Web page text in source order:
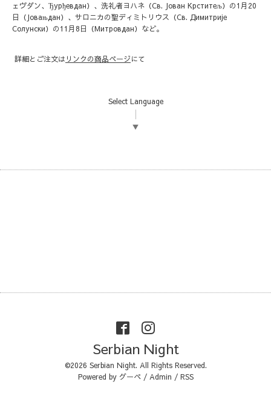
ェヴダン、Ђурђевдан）、洗礼者ヨハネ（Св. Јован Крститељ）の1月20
日（Јовањдан）、サロニカの聖ディミトリウス（Св. Димитрије
Солунски）の11月8日（Митровдан）など。
詳細とご注文は リンクの商品ページにて
Select Language
▼
Serbian Night
©2026 Serbian Night. All Rights Reserved.
Powered by グーペ/ Admin / RSS